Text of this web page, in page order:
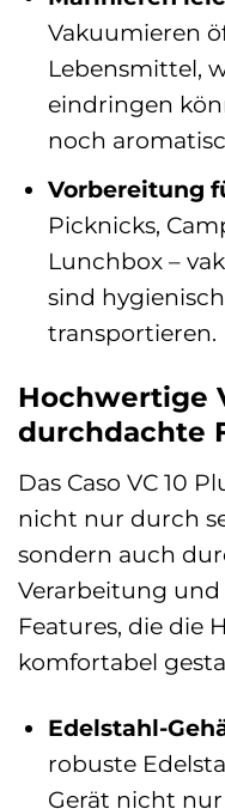
Vakuumieren
Lebensmittel,
eindringen
noch
Vorbereitung
Picknicks,
Lunchbox –
sind
transportieren.
Hochwertige
durchdachte
Das Caso VC 10
nicht nur durch
sondern auch
Verarbeitung
Features, die die
komfortabel
Edelstahl-
robuste
Gerät nicht